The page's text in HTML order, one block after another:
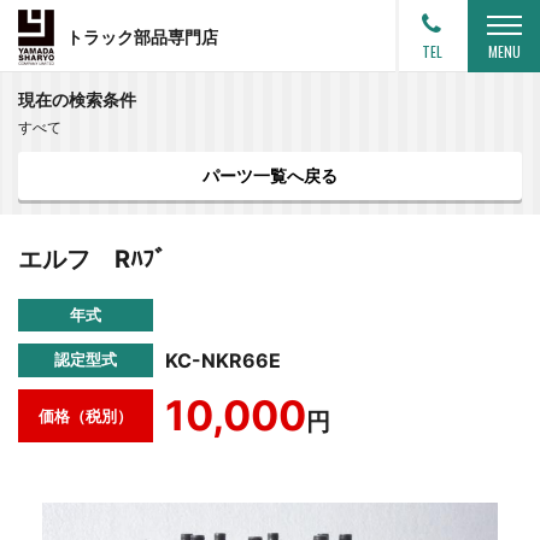
トラック部品専門店
TEL MENU
現在の検索条件
すべて
パーツ一覧へ戻る
エルフ Rﾊﾌﾞ
年式
認定型式 KC-NKR66E
価格（税別） 10,000 円